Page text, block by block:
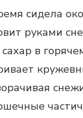
сидела
руками
в